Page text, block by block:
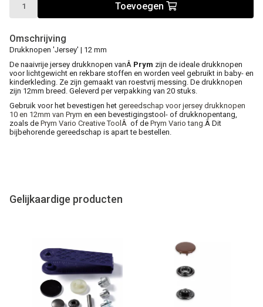
Toevoegen
Omschrijving
Drukknopen 'Jersey' | 12 mm
De naaivrije jersey drukknopen vanÂ Prym zijn de ideale drukknopen
voor lichtgewicht en rekbare stoffen en worden veel gebruikt in baby- en
kinderkleding. Ze zijn gemaakt van roestvrij messing. De drukknopen
zijn 12mm breed. Geleverd per verpakking van 20 stuks.
Gebruik voor het bevestigen het gereedschap voor jersey drukknopen
10 en 12mm van Prym en een bevestigingstool- of drukknopentang,
zoals de Prym Vario Creative ToolÂ of de Prym Vario tang. Â Dit
bijbehorende gereedschap is apart te bestellen.
Gelijkaardige producten